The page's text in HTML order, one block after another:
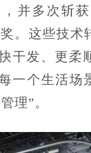
并多次斩
。这些技术
干发、更柔
一个生活场
理”。